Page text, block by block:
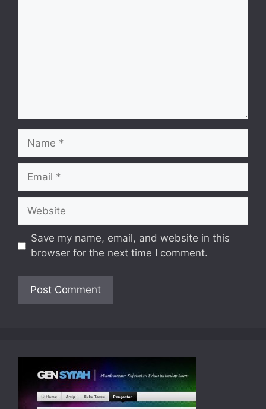
Name
Email
Website
Save my name, email, and website in this
browser for the next time I comment.